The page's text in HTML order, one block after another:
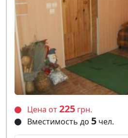
Цена от225 грн.
Вместимость до 5 чел.